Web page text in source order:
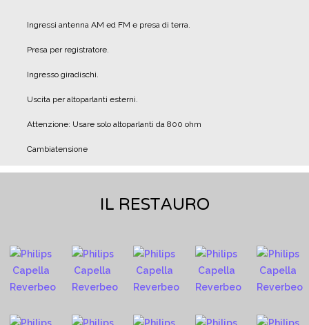
Ingressi antenna AM ed FM e presa di terra.
Presa per registratore.
Ingresso giradischi.
Uscita per altoparlanti esterni.
Attenzione: Usare solo altoparlanti da 800 ohm
Cambiatensione
IL RESTAURO